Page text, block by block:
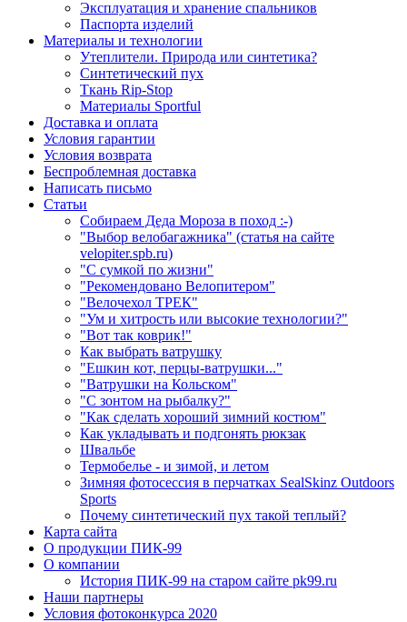
Эксплуатация и хранение спальников
Паспорта изделий
Материалы и технологии
Утеплители. Природа или синтетика?
Синтетический пух
Ткань Rip-Stop
Материалы Sportful
Доставка и оплата
Условия гарантии
Условия возврата
Беспроблемная доставка
Написать письмо
Статьи
Собираем Деда Мороза в поход :-)
"Выбор велобагажника" (статья на сайте
velopiter.spb.ru)
"С сумкой по жизни"
"Рекомендовано Велопитером"
"Велочехол ТРЕК"
"Ум и хитрость или высокие технологии?"
"Вот так коврик!"
Как выбрать ватрушку
"Ешкин кот, перцы-ватрушки..."
"Ватрушки на Кольском"
"С зонтом на рыбалку?"
"Как сделать хороший зимний костюм"
Как укладывать и подгонять рюкзак
Швальбе
Термобелье - и зимой, и летом
Зимняя фотосессия в перчатках SealSkinz Outdoors
Sports
Почему синтетический пух такой теплый?
Карта сайта
О продукции ПИК-99
О компании
История ПИК-99 на старом сайте pk99.ru
Наши партнеры
Условия фотоконкурса 2020